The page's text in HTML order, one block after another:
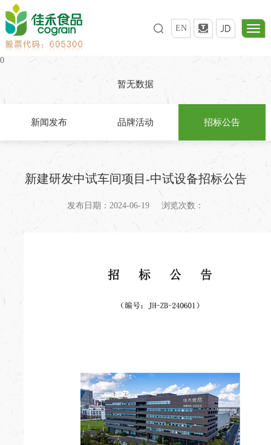
EN
0
暂无数据
新闻发布 品牌活动 招标公告
新建研发中试车间项目-中试设备招标公告
发布日期：2024-06-19 浏览次数：